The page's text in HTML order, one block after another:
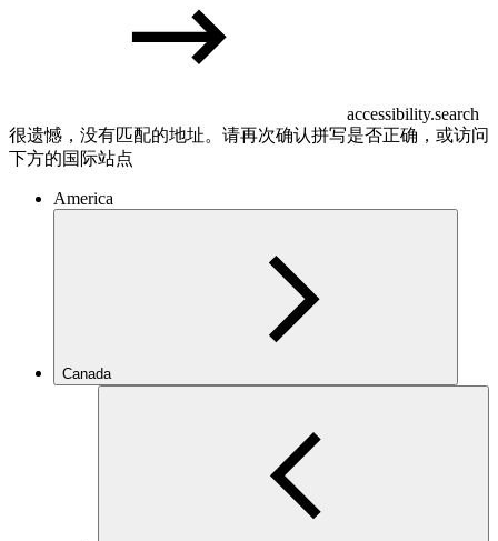
accessibility.search
很遗憾，没有匹配的地址。请再次确认拼写是否正确，或访问
下方的国际站点
America
Canada